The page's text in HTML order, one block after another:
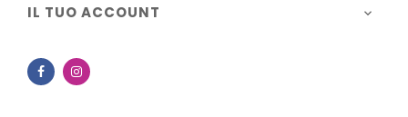
IL TUO ACCOUNT 
Facebook